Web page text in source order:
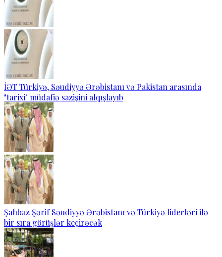
İƏT Türkiyə, Səudiyyə Ərəbistanı və Pakistan arasında
"tarixi" müdafiə sazişini alqışlayıb
Şahbaz Şərif Səudiyyə Ərəbistanı və Türkiyə liderləri ilə
bir sıra görüşlər keçirəcək